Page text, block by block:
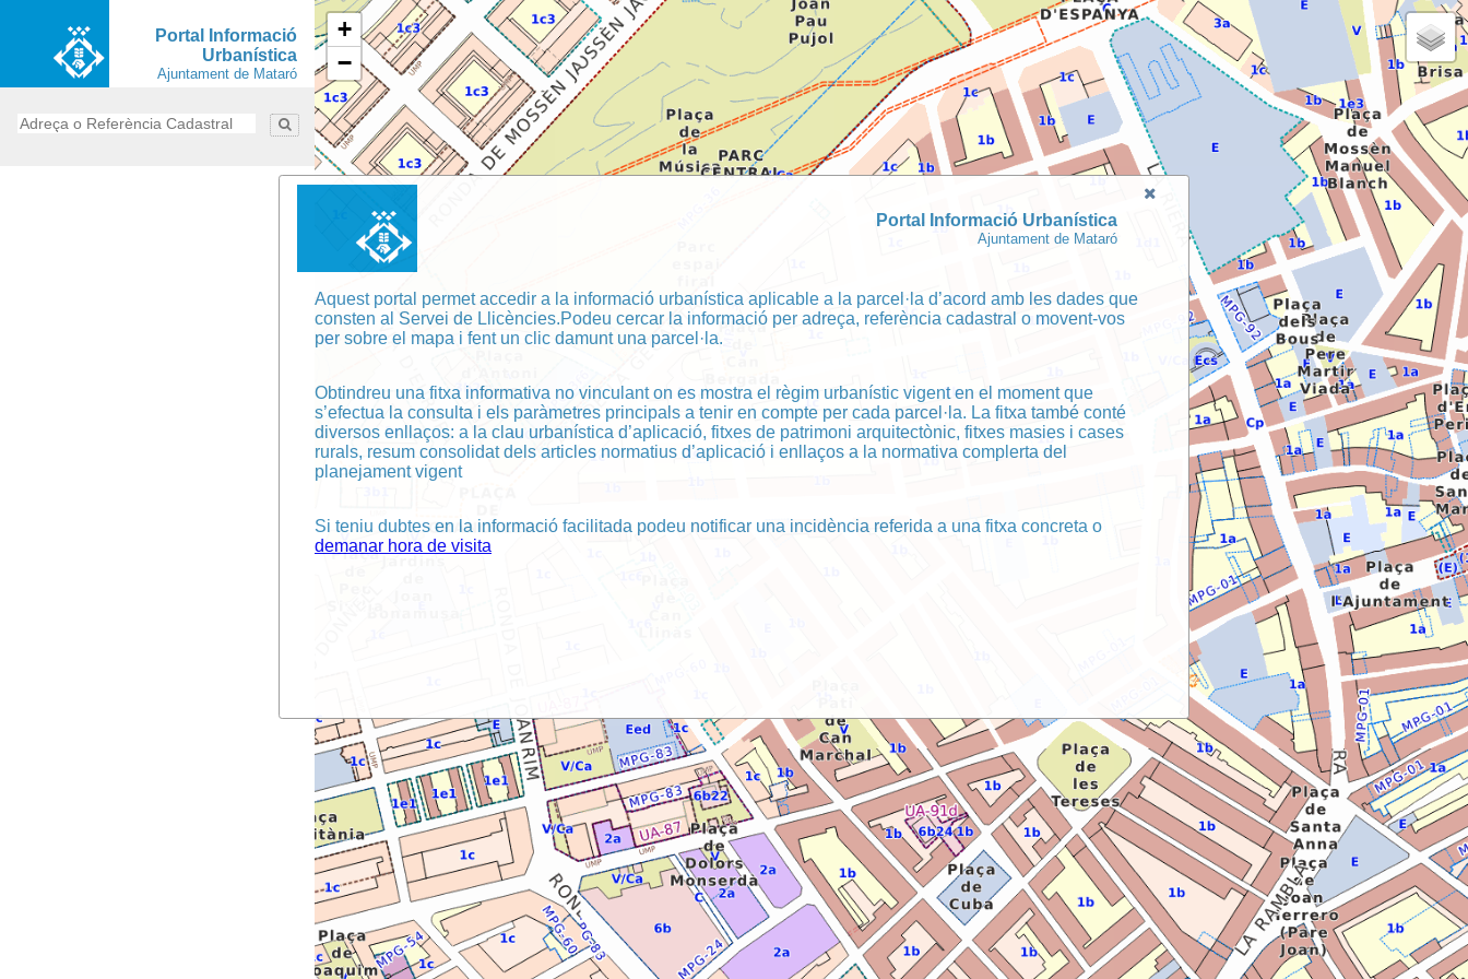
Portal Informació
Urbanística
Ajuntament de Mataró
+
−
Portal Informació Urbanística
Ajuntament de Mataró
Aquest portal permet accedir a la informació urbanística aplicable a la parcel·la d’acord amb les dades que
consten al Servei de Llicències.Podeu cercar la informació per adreça, referència cadastral o movent-vos
per sobre el mapa i fent un clic damunt una parcel·la.
Obtindreu una fitxa informativa no vinculant on es mostra el règim urbanístic vigent en el moment que
s’efectua la consulta i els paràmetres principals a tenir en compte per cada parcel·la. La fitxa també conté
diversos enllaços: a la clau urbanística d’aplicació, fitxes de patrimoni arquitectònic, fitxes masies i cases
rurals, resum consolidat dels articles normatius d’aplicació i enllaços a la normativa complerta del
planejament vigent
Si teniu dubtes en la informació facilitada podeu notificar una incidència referida a una fitxa concreta o
demanar hora de visita